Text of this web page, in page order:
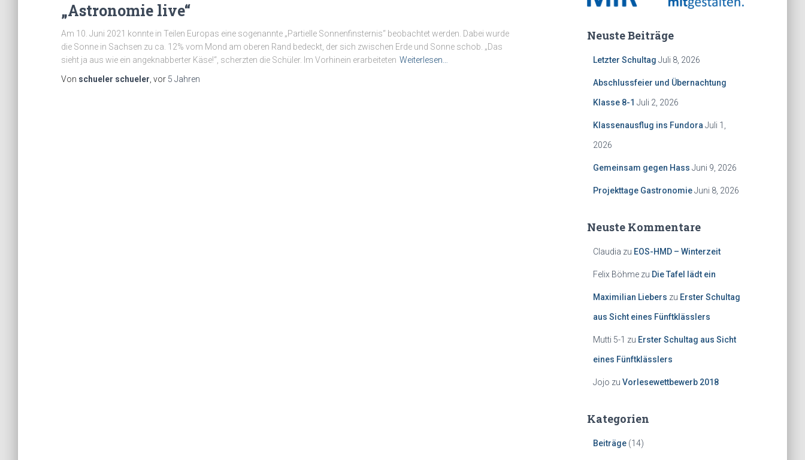
„Astronomie live“
Am 10. Juni 2021 konnte in Teilen Europas eine sogenannte „Partielle Sonnenfinsternis“ beobachtet werden. Dabei wurde
die Sonne in Sachsen zu ca. 12% vom Mond am oberen Rand bedeckt, der sich zwischen Erde und Sonne schob. „Das
sieht ja aus wie ein angeknabberter Käse!“, scherzten die Schüler. Im Vorhinein erarbeiteten Weiterlesen…
Von schueler schueler , vor 5 Jahren
Neuste Beiträge
Letzter Schultag Juli 8, 2026
Abschlussfeier und Übernachtung
Klasse 8-1 Juli 2, 2026
Klassenausflug ins Fundora Juli 1,
2026
Gemeinsam gegen Hass Juni 9, 2026
Projekttage Gastronomie Juni 8, 2026
Neuste Kommentare
Claudia zu EOS-HMD – Winterzeit
Felix Böhmezu Die Tafel lädt ein
Maximilian Liebers zu Erster Schultag
aus Sicht eines Fünftklässlers
Mutti 5-1 zu Erster Schultag aus Sicht
eines Fünftklässlers
Jojo zu Vorlesewettbewerb 2018
Kategorien
Beiträge(14)